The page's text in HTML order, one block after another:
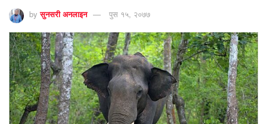
by सुनसरी अनलाइन पुस १५, २०७७